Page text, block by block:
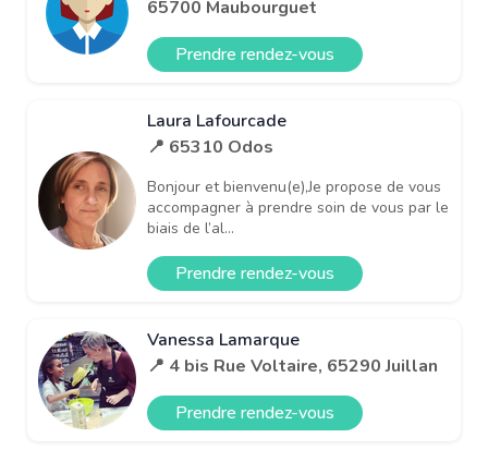
65700 Maubourguet
Prendre rendez-vous
Laura Lafourcade
📍 65310 Odos
Bonjour et bienvenu(e),Je propose de vous
accompagner à prendre soin de vous par le
biais de l’al...
Prendre rendez-vous
Vanessa Lamarque
📍 4 bis Rue Voltaire, 65290 Juillan
Prendre rendez-vous